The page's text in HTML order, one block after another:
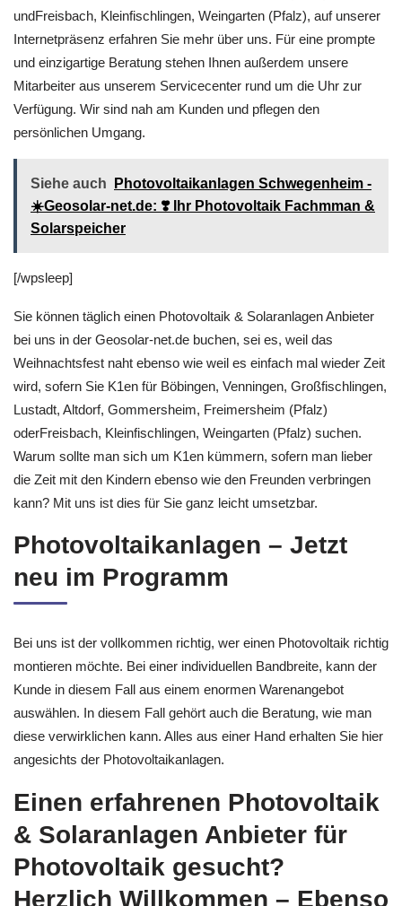
undFreisbach, Kleinfischlingen, Weingarten (Pfalz), auf unserer
Internetpräsenz erfahren Sie mehr über uns. Für eine prompte
und einzigartige Beratung stehen Ihnen außerdem unsere
Mitarbeiter aus unserem Servicecenter rund um die Uhr zur
Verfügung. Wir sind nah am Kunden und pflegen den
persönlichen Umgang.
Siehe auch
Photovoltaikanlagen Schwegenheim -
☀️Geosolar-net.de: ❣️ Ihr Photovoltaik Fachmman &
Solarspeicher
[/wpsleep]
Sie können täglich einen Photovoltaik & Solaranlagen Anbieter
bei uns in der Geosolar-net.de buchen, sei es, weil das
Weihnachtsfest naht ebenso wie weil es einfach mal wieder Zeit
wird, sofern Sie K1en für Böbingen, Venningen, Großfischlingen,
Lustadt, Altdorf, Gommersheim, Freimersheim (Pfalz)
oderFreisbach, Kleinfischlingen, Weingarten (Pfalz) suchen.
Warum sollte man sich um K1en kümmern, sofern man lieber
die Zeit mit den Kindern ebenso wie den Freunden verbringen
kann? Mit uns ist dies für Sie ganz leicht umsetzbar.
Photovoltaikanlagen – Jetzt
neu im Programm
Bei uns ist der vollkommen richtig, wer einen Photovoltaik richtig
montieren möchte. Bei einer individuellen Bandbreite, kann der
Kunde in diesem Fall aus einem enormen Warenangebot
auswählen. In diesem Fall gehört auch die Beratung, wie man
diese verwirklichen kann. Alles aus einer Hand erhalten Sie hier
angesichts der Photovoltaikanlagen.
Einen erfahrenen Photovoltaik
& Solaranlagen Anbieter für
Photovoltaik gesucht?
Herzlich Willkommen – Ebenso